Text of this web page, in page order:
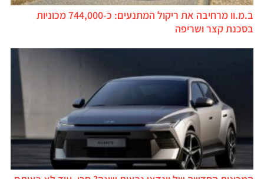
ב.מ.וו מרחיבה את ריקול המתנעים: כ-744,000 מכוניות
בסכנת קצר ושריפה